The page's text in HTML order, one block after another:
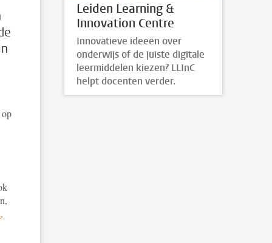
.
Leiden Learning &
Innovation Centre
Innovatieve ideeën over
onderwijs of de juiste digitale
leermiddelen kiezen? LLInC
helpt docenten verder.